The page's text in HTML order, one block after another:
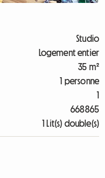
Studio
Logement entier
35 m²
1 personne
1
668865
1 Lit(s) double(s)